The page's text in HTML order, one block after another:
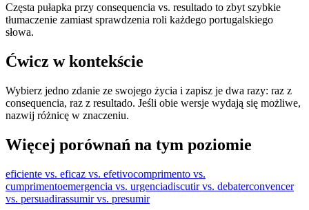
Częsta pułapka przy consequencia vs. resultado to zbyt szybkie
tłumaczenie zamiast sprawdzenia roli każdego portugalskiego
słowa.
Ćwicz w kontekście
Wybierz jedno zdanie ze swojego życia i zapisz je dwa razy: raz z
consequencia, raz z resultado. Jeśli obie wersje wydają się możliwe,
nazwij różnicę w znaczeniu.
Więcej porównań na tym poziomie
eficiente vs. eficaz vs. efetivocomprimento vs.
cumprimentoemergencia vs. urgenciadiscutir vs. debaterconvencer
vs. persuadirassumir vs. presumir